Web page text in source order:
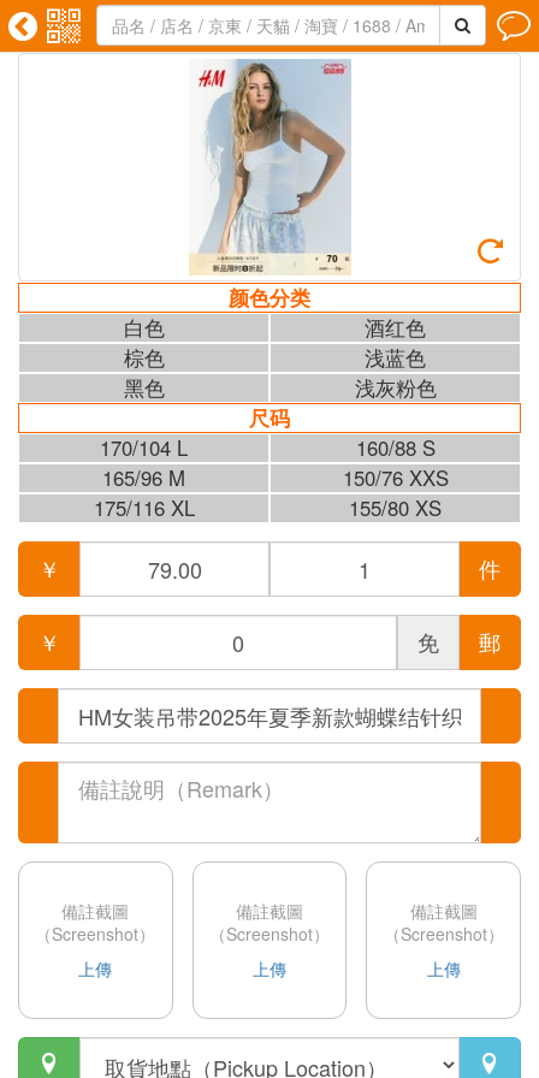
   

颜色分类
白色
酒红色
棕色
浅蓝色
黑色
浅灰粉色
尺码
170/104 L
160/88 S
165/96 M
150/76 XXS
175/116 XL
155/80 XS
￥ 件
￥ 免 郵
備註截圖
（Screenshot）
上傳
備註截圖
（Screenshot）
上傳
備註截圖
（Screenshot）
上傳
 